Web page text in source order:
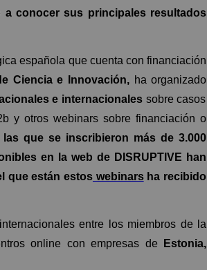
conocer sus principales resultados
española que cuenta con financiación
Ciencia e Innovación, ha organizado
e internacionales sobre casos
y otros webinars sobre financiación o
las que se inscribieron más de 3.000
en la web de DISRUPTIVE han
que están estoswebinars ha recibido
entre los miembros de la
online con empresas de Estonia,